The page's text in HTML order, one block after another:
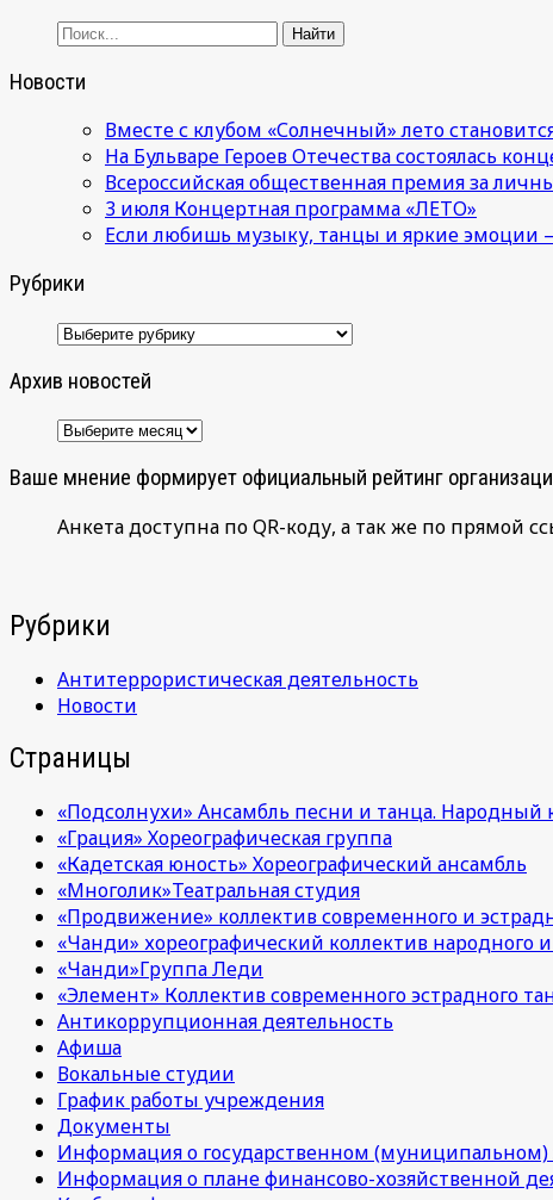
Новости
Вместе с клубом «Солнечный» лето
На Бульваре Героев Отечества состоялась
Всероссийская общественная премия за
3 июля Концертная программа «ЛЕТО»
Если любишь музыку, танцы и яркие эмоции
Рубрики
Рубрики
Архив новостей
Архив
Ваше мнение формирует официальный рейтинг
Анкета доступна по QR-коду, а так же по прямой
Рубрики
Антитеррористическая деятельность
Новости
Страницы
«Подсолнухи» Ансамбль песни и танца. Народный
«Грация» Хореографическая группа
«Кадетская юность» Хореографический ансамбль
«Многолик»Театральная студия
«Продвижение» коллектив современного и
«Чанди» хореографический коллектив народного
«Чанди»Группа Леди
«Элемент» Коллектив современного эстрадного
Антикоррупционная деятельность
Афиша
Вокальные студии
График работы учреждения
Документы
Информация о государственном
Информация о плане финансово-хозяйственной